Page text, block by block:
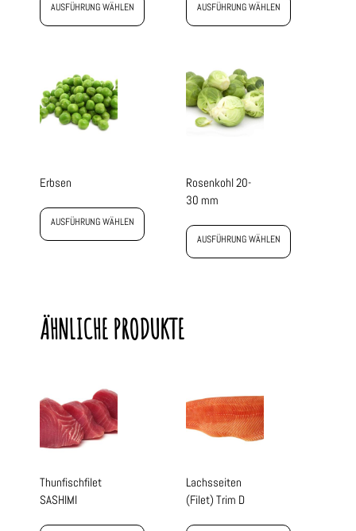
AUSFÜHRUNG WÄHLEN AUSFÜHRUNG WÄHLEN
Erbsen
AUSFÜHRUNG WÄHLEN
Rosenkohl 20-
30 mm
AUSFÜHRUNG WÄHLEN
ÄHNLICHE PRODUKTE
Thunfischfilet
SASHIMI
Lachsseiten
(Filet) Trim D